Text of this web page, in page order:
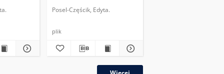
Posel-Częścik, Edyta.
plik